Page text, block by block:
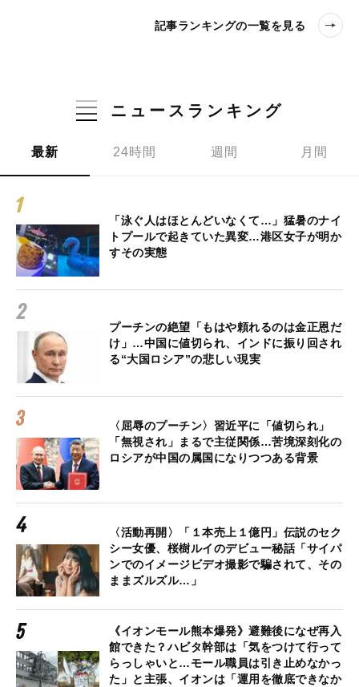
記事ランキングの一覧を見る
ニュースランキング
最新 24時間 週間 月間
「泳ぐ人はほとんどいなくて…」猛暑のナイ
トプールで起きていた異変…港区女子が明か
すその実態
プーチンの絶望「もはや頼れるのは金正恩だ
け」…中国に値切られ、インドに振り回され
る“大国ロシア”の悲しい現実
〈屈辱のプーチン〉習近平に「値切られ」
「無視され」まるで主従関係…苦境深刻化の
ロシアが中国の属国になりつつある背景
〈活動再開〉「１本売上１億円」伝説のセク
シー女優、桜樹ルイのデビュー秘話「サイパ
ンでのイメージビデオ撮影で騙されて、その
ままズルズル…」
《イオンモール熊本爆発》避難後になぜ再入
館できた？ハビタ幹部は「気をつけて行って
らっしゃいと…モール職員は引き止めなかっ
た」と主張、イオンは「運用を徹底できなか